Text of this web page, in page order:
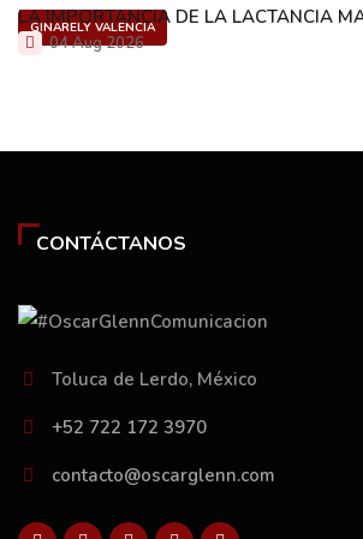
GINARELY VALENCIA
LA IMPORTANCIA DE LA LACTANCIA
04 Aug 2026
CONTÁCTANOS
Toluca de Lerdo, México
+52 722 172 3970
contacto@oscarglenn.com